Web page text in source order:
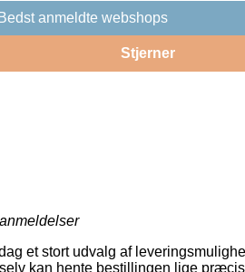
Bedst anmeldte webshops
Stjerner
anmeldelser
et stort udvalg af
kan hente bestillingen lige